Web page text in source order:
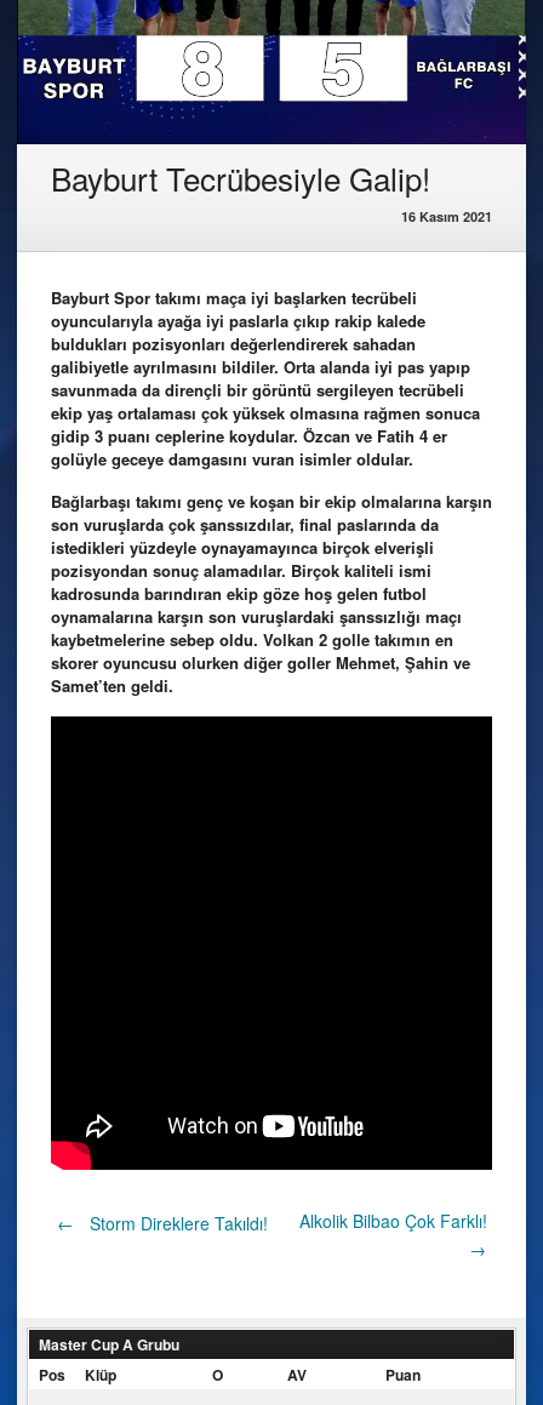
Bayburt Tecrübesiyle Galip!
16 Kasım 2021
Bayburt Spor takımı maça iyi başlarken tecrübeli
oyuncularıyla ayağa iyi paslarla çıkıp rakip kalede
buldukları pozisyonları değerlendirerek sahadan
galibiyetle ayrılmasını bildiler. Orta alanda iyi pas yapıp
savunmada da dirençli bir görüntü sergileyen tecrübeli
ekip yaş ortalaması çok yüksek olmasına rağmen sonuca
gidip 3 puanı ceplerine koydular. Özcan ve Fatih 4 er
golüyle geceye damgasını vuran isimler oldular.
Bağlarbaşı takımı genç ve koşan bir ekip olmalarına karşın
son vuruşlarda çok şanssızdılar, final paslarında da
istedikleri yüzdeyle oynayamayınca birçok elverişli
pozisyondan sonuç alamadılar. Birçok kaliteli ismi
kadrosunda barındıran ekip göze hoş gelen futbol
oynamalarına karşın son vuruşlardaki şanssızlığı maçı
kaybetmelerine sebep oldu. Volkan 2 golle takımın en
skorer oyuncusu olurken diğer goller Mehmet, Şahin ve
Samet’ten geldi.
Post
← Storm Direklere Takıldı!
Alkolik Bilbao Çok Farklı!
→
Master Cup A Grubu
Pos
Klüp O AV Puan